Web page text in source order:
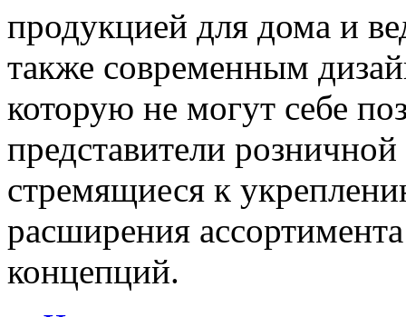
продукцией для дома и
также современным
которую не могут себе
представители
стремящиеся к
расширения
концепций.